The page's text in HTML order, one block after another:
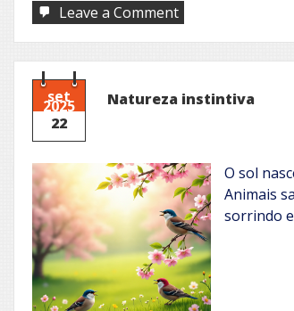
Leave a Commenton
Um
sopro,
uma
set
2025
22
Natureza instintiva
O sol
Animais
sorrindo